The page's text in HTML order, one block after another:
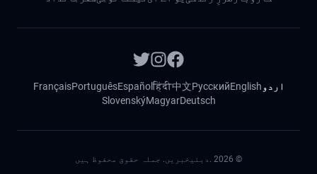
اردو English
Русский
中文
हिंदी
Español
Português
Français
Deutsch
Magyar
Slovenský
©
2026 .دبئیخبریں. جملہ حقوق محفوظ ہیں